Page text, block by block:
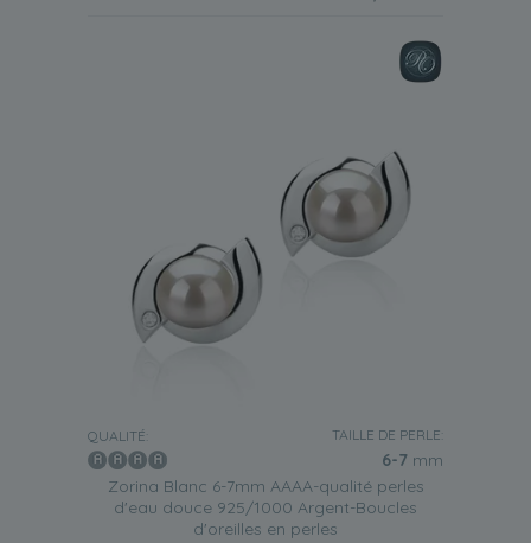
QUALITÉ: TAILLE DE PERLE:
6-7 mm
Zorina Blanc 6-7mm AAAA-qualité perles
d'eau douce 925/1000 Argent-Boucles
d'oreilles en perles